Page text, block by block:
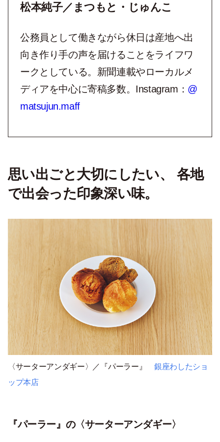
松本純子／まつもと・じゅんこ
公務員として働きながら休日は産地へ出
向き作り手の声を届けることをライフワ
ークとしている。新聞連載やローカルメ
ディアを中心に寄稿多数。Instagram： @
matsujun.maff
思い出ごと大切にしたい、 各地
で出会った印象深い味。
〈サーターアンダギー〉／『パーラー』 銀座わしたショ
ップ本店
『パーラー』の〈サーターアンダギー〉